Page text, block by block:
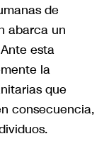
de
abarca un
esta
la
que
consecuencia,